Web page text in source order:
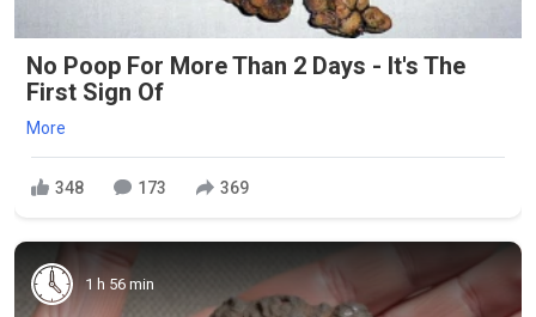
No Poop For More Than 2 Days - It's The
First Sign Of
More
348 173 369
1 h 56 min